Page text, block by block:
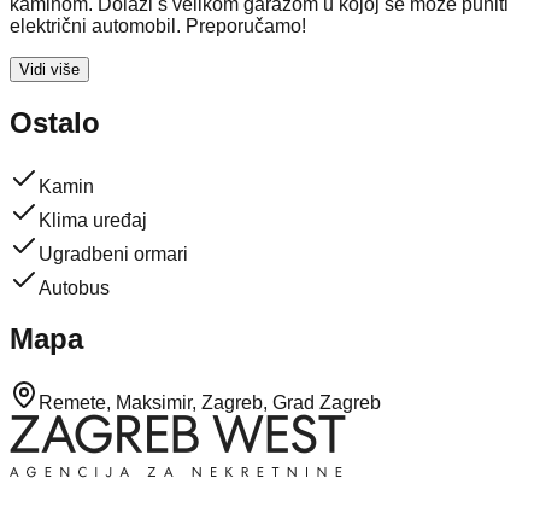
električni automobil. Preporučamo!
Vidi više
Ostalo
Kamin
Klima uređaj
Ugradbeni ormari
Autobus
Mapa
Remete, Maksimir, Zagreb, Grad Zagreb